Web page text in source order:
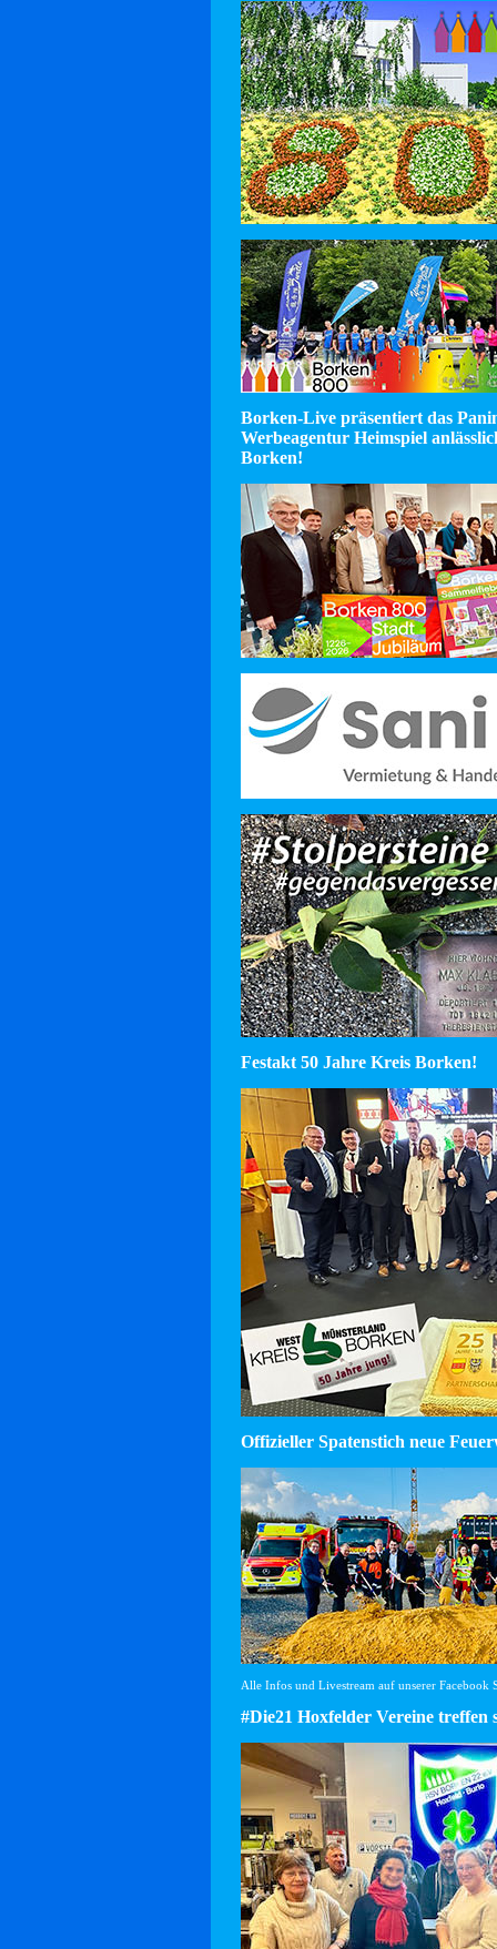
Borken-Live präsentiert das
Werbeagentur Heimspiel
Borken!
Festakt 50 Jahre Kreis Borken!
Offizieller Spatenstich neue
Alle Infos und Livestream auf unserer Facebook
#Die21 Hoxfelder Vereine treffen